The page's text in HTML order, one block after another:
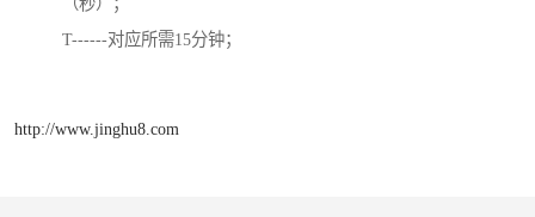
（秒）；
T------对应所需15分钟；
http://www.jinghu8.com